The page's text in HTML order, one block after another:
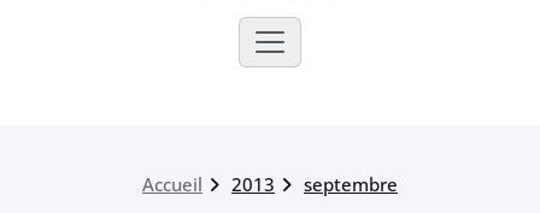
Accueil 2013 septembre